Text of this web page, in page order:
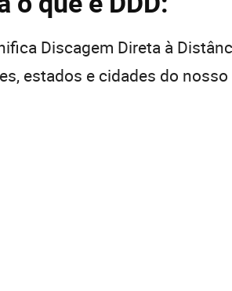
Discagem Direta à
estados e cidades do